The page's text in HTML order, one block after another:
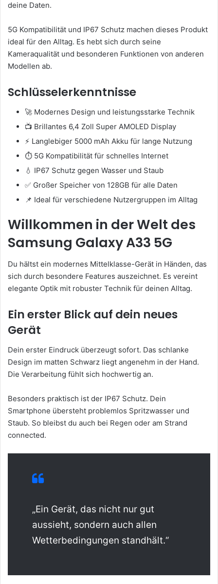
deine Daten.
5G Kompatibilität und IP67 Schutz machen dieses Produkt
ideal für den Alltag. Es hebt sich durch seine
Kameraqualität und besonderen Funktionen von anderen
Modellen ab.
Schlüsselerkenntnisse
🚀 Modernes Design und leistungsstarke Technik
📺 Brillantes 6,4 Zoll Super AMOLED Display
⚡ Langlebiger 5000 mAh Akku für lange Nutzung
⏱️ 5G Kompatibilität für schnelles Internet
💧 IP67 Schutz gegen Wasser und Staub
✅ Großer Speicher von 128GB für alle Daten
📌 Ideal für verschiedene Nutzergruppen im Alltag
Willkommen in der Welt des
Samsung Galaxy A33 5G
Du hältst ein modernes Mittelklasse-Gerät in Händen, das
sich durch besondere Features auszeichnet. Es vereint
elegante Optik mit robuster Technik für deinen Alltag.
Ein erster Blick auf dein neues
Gerät
Dein erster Eindruck überzeugt sofort. Das schlanke
Design im matten Schwarz liegt angenehm in der Hand.
Die Verarbeitung fühlt sich hochwertig an.
Besonders praktisch ist der IP67 Schutz. Dein
Smartphone übersteht problemlos Spritzwasser und
Staub. So bleibst du auch bei Regen oder am Strand
connected.
„Ein Gerät, das nicht nur gut
aussieht, sondern auch allen
Wetterbedingungen standhält.“